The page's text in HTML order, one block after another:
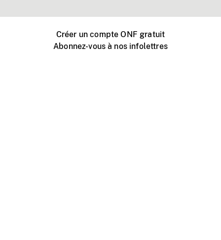
Créer un compte ONF gratuit
Abonnez-vous à nos infolettres